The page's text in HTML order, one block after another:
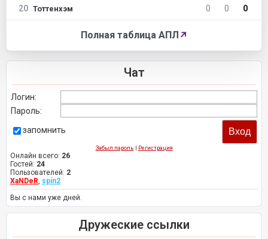
20 Тоттенхэм 0 0 0
Полная таблица АПЛ ↗
Чат
Логин:
Пароль:
запомнить
Забыл пароль | Регистрация
Онлайн всего: 26
Гостей: 24
Пользователей: 2
XaNDeR, spin2
Вы с нами уже дней.
Дружеские ссылки